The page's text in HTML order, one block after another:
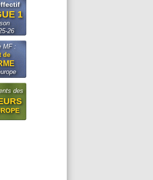
1
26
MF :
de
des